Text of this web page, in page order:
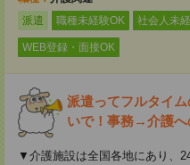
派遣
職種未経験OK 社会人未
WEB登録・面接OK
派遣ってフルタイ
いで！事務→介護へ
▼介護施設は全国各地にあり、